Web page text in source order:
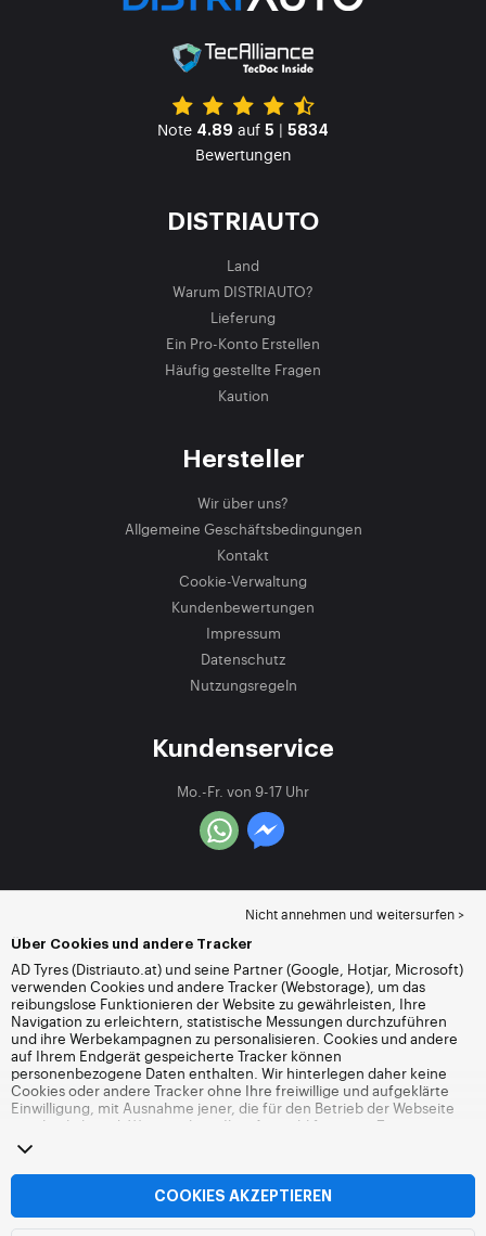
Note 4.89 auf 5 | 5834
Bewertungen
DISTRIAUTO
Land
Warum DISTRIAUTO?
Lieferung
Ein Pro-Konto Erstellen
Häufig gestellte Fragen
Kaution
Hersteller
Wir über uns?
Allgemeine Geschäftsbedingungen
Kontakt
Cookie-Verwaltung
Kundenbewertungen
Impressum
Datenschutz
Nutzungsregeln
Kundenservice
Mo.-Fr. von 9-17 Uhr
Nicht annehmen und weitersurfen >
Über Cookies und andere Tracker
AD Tyres (Distriauto.at) und seine Partner (Google, Hotjar, Microsoft)
verwenden Cookies und andere Tracker (Webstorage), um das
reibungslose Funktionieren der Website zu gewährleisten, Ihre
Navigation zu erleichtern, statistische Messungen durchzuführen
und ihre Werbekampagnen zu personalisieren. Cookies und andere
auf Ihrem Endgerät gespeicherte Tracker können
personenbezogene Daten enthalten. Wir hinterlegen daher keine
Cookies oder andere Tracker ohne Ihre freiwillige und aufgeklärte
Einwilligung, mit Ausnahme jener, die für den Betrieb der Webseite
unerlässlich sind. Wir speichern Ihre Auswahl für einen Zeitraum von
6 Monaten. Sie können Ihre Einwilligung jederzeit widerrufen, indem
Sie die Webseite
die Möglichkeit, Ihre Navigation fortzusetzen, ohne die Hinterlegung
von Cookies oder anderen Trackern zu akzeptieren. Die Ablehnung
hat keinen Einfluss auf Ihren Zugriff zu den angebotenen
Dienstleistungen Distriauto.at. Weitere Informationen finden Sie auf
COOKIES AKZEPTIEREN